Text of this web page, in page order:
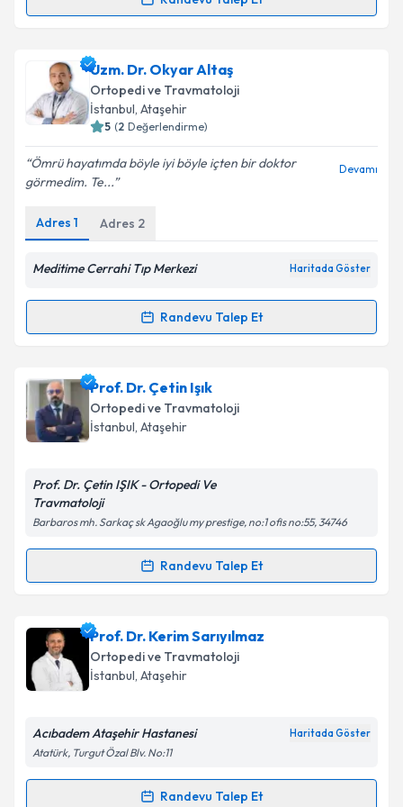
Takvim Talebini Gönder
takvim hazırlandığında e-posta ile bilgilendireceğiz.
E-posta Adresiniz
kapsamda işlenmesini kabul ediyorum.
Uzm. Dr. Okyar Altaş
Ortopedi ve Travmatoloji
İstanbul, Ataşehir
5 (2 Değerlendirme)
Ömrü hayatımda böyle iyi böyle içten bir doktor
görmedim. Te...
Devamı
Adres 1 Adres 2
Meditime Cerrahi Tıp Merkezi Haritada Göster
Randevu Talep Et
Randevu Takvimi Talebi
Uzm. Dr. Okyar Altaş için randevu takvimi talebi
oluşturun. Size bu uzmandan randevu almanız için bir
takvim hazırlandığında e-posta ile bilgilendireceğiz.
Kişisel verilerimin işlenmesine ilişkinAydınlatma
'ni okudum ve kişisel verilerimin belirtilen
kapsamda işlenmesini kabul ediyorum.
Takvim Talebini Gönder
Prof. Dr. Çetin Işık
Ortopedi ve Travmatoloji
İstanbul, Ataşehir
Prof. Dr. Çetin IŞIK - Ortopedi Ve
Travmatoloji
Barbaros mh. Sarkaç sk Agaoğlu my prestige, no:1 ofis no:55, 34746
Randevu Talep Et
Randevu Takvimi Talebi
Prof. Dr. Çetin Işıkiçin randevu takvimi talebi
oluşturun. Size bu uzmandan randevu almanız için bir
takvim hazırlandığında e-posta ile bilgilendireceğiz.
Kişisel verilerimin işlenmesine ilişkin
Prof. Dr. Kerim Sarıyılmaz
Ortopedi ve Travmatoloji
İstanbul, Ataşehir
Acıbadem Ataşehir Hastanesi Haritada Göster
Atatürk, Turgut Özal Blv. No:11
Randevu Talep Et